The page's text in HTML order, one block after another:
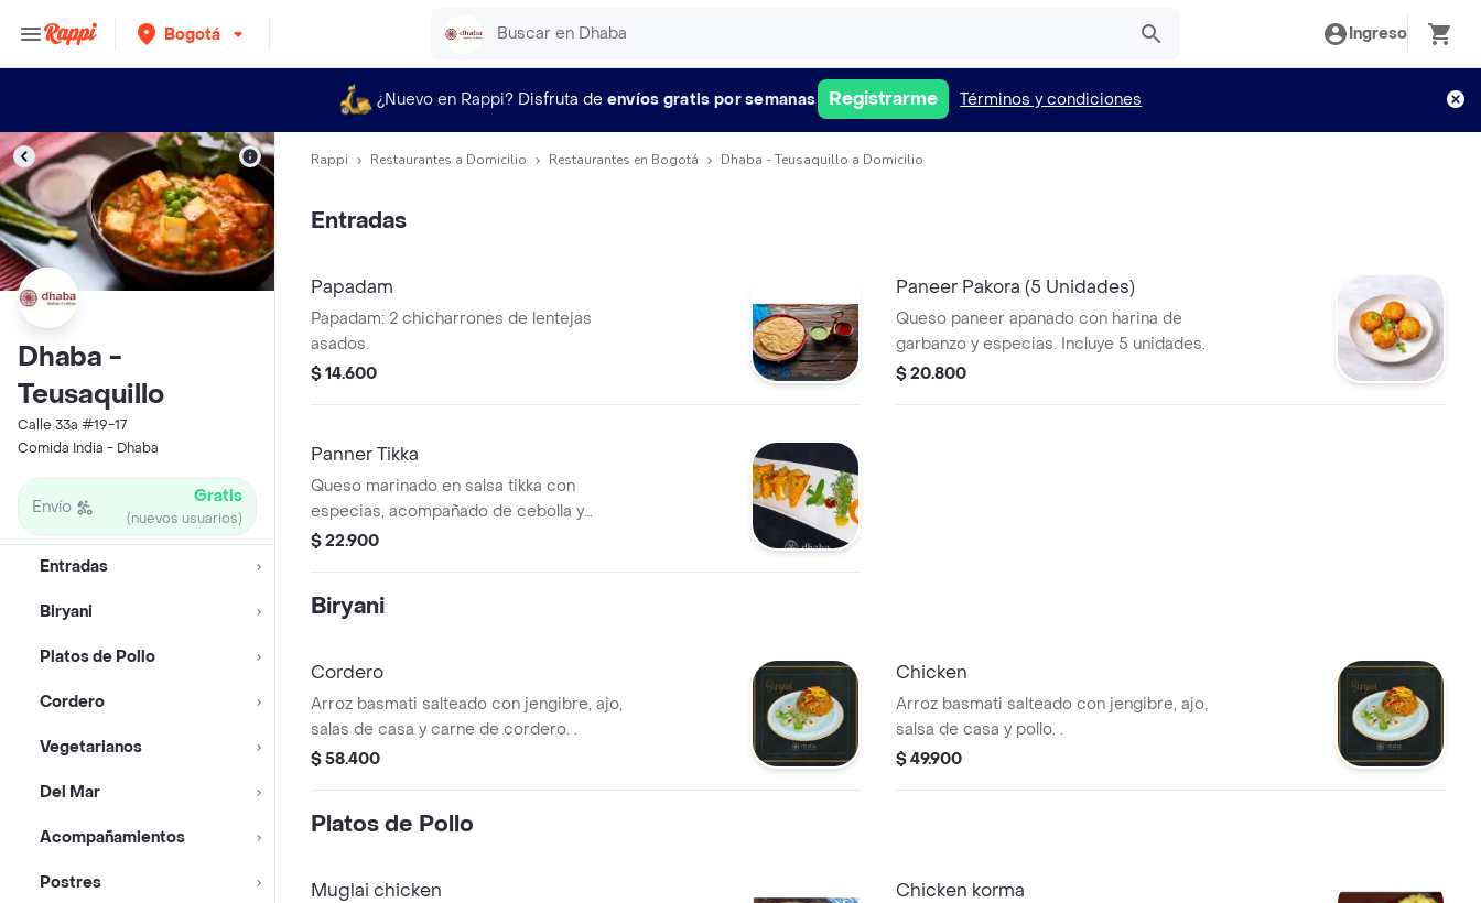
Bogotá Ingreso
¿Nuevo en Rappi? Disfruta de envíos gratis por semanas Registrarme Términos y condiciones
Dhaba -
Teusaquillo
Calle 33a #19-17
Comida India - Dhaba
Envío Gratis
(nuevos usuarios)
Entradas
Biryani
Platos de Pollo
Cordero
Vegetarianos
Del Mar
Acompañamientos
Postres
Rappi Restaurantes a Domicilio Restaurantes en Bogotá Dhaba - Teusaquillo a Domicilio
Entradas
Papadam
Papadam: 2 chicharrones de lentejas
asados.
$ 14.600
Paneer Pakora (5 Unidades)
Queso paneer apanado con harina de
garbanzo y especias. Incluye 5 unidades.
$ 20.800
Panner Tikka
Queso marinado en salsa tikka con
especias, acompañado de cebolla y
pimientos.
$ 22.900
Biryani
Cordero
Arroz basmati salteado con jengibre, ajo,
salas de casa y carne de cordero. .
$ 58.400
Chicken
Arroz basmati salteado con jengibre, ajo,
salsa de casa y pollo. .
$ 49.900
Platos de Pollo
Muglai chicken Chicken korma